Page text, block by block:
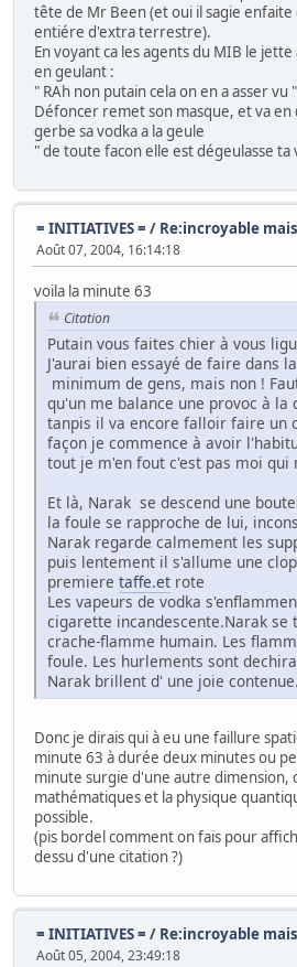
tête de Mr Been (et oui il sagie
entiére d'extra terrestre).
En voyant ca les agents du MIB le
en geulant :
" RAh non putain cela on en a asser vu "
Défoncer remet son masque, et va
gerbe sa vodka a la geule
" de toute facon elle est dégeulasse ta
= INITIATIVES = / Re:incroyable
Août 07, 2004, 16:14:18
voila la minute 63
Citation
Putain vous faites chier à vous
J'aurai bien essayé de faire dans
minimum de gens, mais non !
qu'un me balance une provoc à la
tanpis il va encore falloir faire un
façon je commence à avoir
tout je m'en fout c'est pas moi qui
Et là, Narak se descend une
la foule se rapproche de lui,
Narak regarde calmement les
puis lentement il s'allume une
premiere taffe.et rote
Les vapeurs de vodka
cigarette incandescente.Narak se
crache-flamme humain. Les
foule. Les hurlements sont
Narak brillent d' une joie contenue.
Donc je dirais qui à eu une faillure
minute 63 à durée deux minutes ou
minute surgie d'une autre dimension,
mathématiques et la physique
possible.
(pis bordel comment on fais pour
dessu d'une citation ?)
= INITIATIVES = / Re:incroyable
Août 05, 2004, 23:49:18